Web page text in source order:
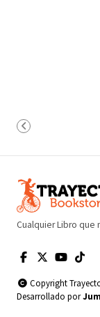
Cualquier Libro que
Copyright
Desarrollado por